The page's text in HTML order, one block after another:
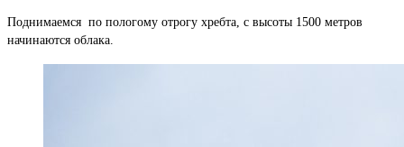
Поднимаемся по пологому отрогу хребта, с высоты 1500 метров
начинаются облака.